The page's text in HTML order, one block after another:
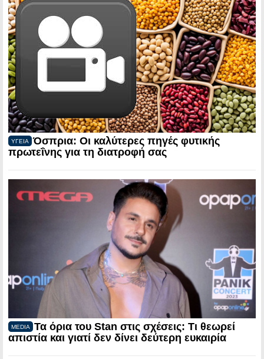
ΥΓΕΙΑ
Όσπρια: Οι καλύτερες πηγές φυτικής
πρωτεΐνης για τη διατροφή σας
MEDIA
Τα όρια του Stan στις σχέσεις: Τι θεωρεί
απιστία και γιατί δεν δίνει δεύτερη ευκαιρία